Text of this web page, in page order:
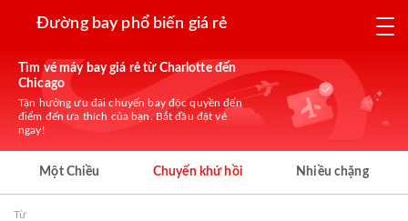
Đường bay phổ biến giá rẻ
Tìm vé máy bay giá rẻ từ Charlotte đến
Chicago
Tận hưởng ưu đãi chuyến bay độc quyền đến
điểm đến ưa thích của bạn. Bắt đầu đặt vé
ngay!
Một Chiều Chuyến khứ hồi Nhiều chặng
Từ